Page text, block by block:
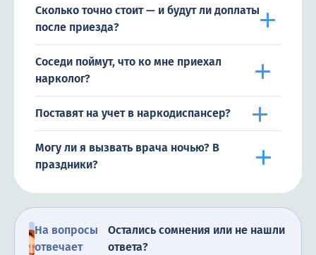
Сколько точно стоит — и будут ли доплаты
после приезда?
Соседи поймут, что ко мне приехал
нарколог?
Поставят на учет в наркодиспансер?
Могу ли я вызвать врача ночью? В
праздники?
На вопросы
отвечает
Остались сомнения или не нашли
ответа?